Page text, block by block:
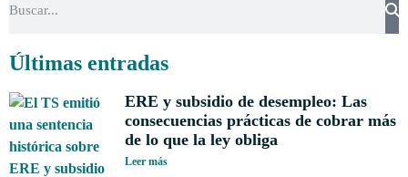
Últimas entradas
ERE y subsidio de desempleo: Las
consecuencias prácticas de cobrar más
de lo que la ley obliga
Leer más